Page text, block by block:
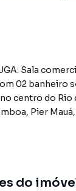
Sala
02 banheiro
centro do Rio
Pier
Condomínio
telefone ou
do